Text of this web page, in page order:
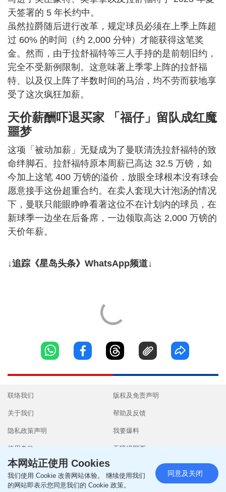
天签署的 5 年长约中。
虽然拉爵随后进行改革，规定球员必须在上季上阵超
过 60% 的时间（约 2,000 分钟）才能获得这笔奖
金。然而，由于拉舒福特等三人手持的是前朝旧约，
完全不受新例限制。这意味著上季零上阵的拉舒福
特、以及仅上阵了半数时间的马治，均不劳而获地享
受了这次疯狂加薪。
天价薪酬吓退买家 「福仔」留队成红魔
噩梦
这项「被动加薪」无疑成为了曼联清洗拉舒福特的致
命绊脚石。拉舒福特原本周薪已高达 32.5 万镑，如
今加上这笔 400 万镑的溢价，放眼全球根本没有球会
愿意接手这份超重合约。在卖人套现大计泡汤的情况
下，曼联只能眼睁睁看著这位不在计划内的球员，在
新球季一边坐在后备席，一边领取高达 2,000 万镑的
天价年薪。
↓追踪《星岛头条》WhatsApp频道↓
联络我们
关于我们
隐私政策声明
使用条款
版权及免责声明
帮助及反馈
我要爆料
无障碍网页
Copyright © 2026 SingTao Ltd.All rights reserved.
本网站正使用 Cookies
我们使用 Cookie 改善网站体验。 继续使用我们
的网站即表示您同意我们的 Cookie 政策。
同意及关闭